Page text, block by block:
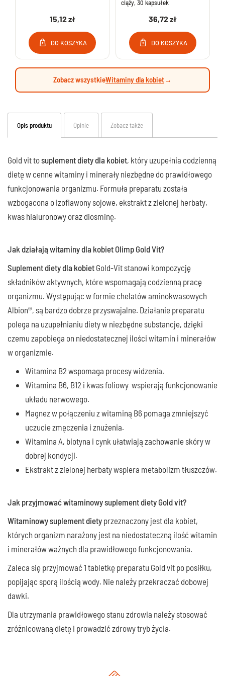
15,12 zł
DO KOSZYKA
ciąży, 30 kapsułek
36,72 zł
DO KOSZYKA
Zobacz wszystkieWitaminy dla kobiet→
Opis produktu Opinie Zobacz także
Gold vit tosuplement diety dla kobiet, który uzupełnia codzienną
dietę w cenne witaminy i minerały niezbędne do prawidłowego
funkcjonowania organizmu. Formuła preparatu została
wzbogacona o izoflawony sojowe, ekstrakt z zielonej herbaty,
kwas hialuronowy oraz diosminę.
Jak działają witaminy dla kobiet Olimp Gold Vit?
Suplement diety dla kobiet Gold-Vit stanowi kompozycję
składników aktywnych, które wspomagają codzienną pracę
organizmu. Występując w formie chelatów aminokwasowych
Albion®, są bardzo dobrze przyswajalne. Działanie preparatu
polega na uzupełnianiu diety w niezbędne substancje, dzięki
czemu zapobiega on niedostatecznej ilości witamin i minerałów
w organizmie.
Witamina B2 wspomaga procesy widzenia.
Witamina B6, B12 i kwas foliowy wspierają funkcjonowanie
układu nerwowego.
Magnez w połączeniu z witaminą B6 pomaga zmniejszyć
uczucie zmęczenia i znużenia.
Witamina A, biotyna i cynk ułatwiają zachowanie skóry w
dobrej kondycji.
Ekstrakt z zielonej herbaty wspiera metabolizm tłuszczów.
Jak przyjmować witaminowy suplement diety Gold vit?
Witaminowy suplement diety przeznaczony jest dla kobiet,
których organizm narażony jest na niedostateczną ilość witamin
i minerałów ważnych dla prawidłowego funkcjonowania.
Zaleca się przyjmować 1 tabletkę preparatu Gold vit po posiłku,
popijając sporą ilością wody. Nie należy przekraczać dobowej
dawki.
Dla utrzymania prawidłowego stanu zdrowia należy stosować
zróżnicowaną dietę i prowadzić zdrowy tryb życia.